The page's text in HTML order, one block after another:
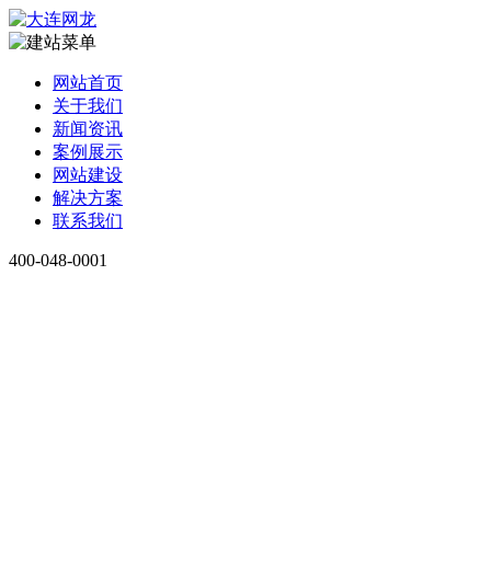
网站首页
关于我们
新闻资讯
案例展示
网站建设
解决方案
联系我们
400-048-0001